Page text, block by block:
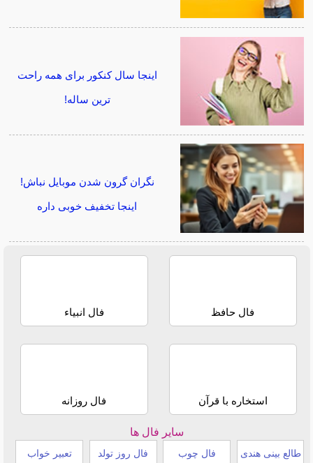
اینجا سال کنکور برای همه راحت
ترین ساله!
نگران گرون شدن موبایل نباش!
اینجا تخفیف خوبی داره
فال حافظ فال انبیاء
استخاره با قرآن فال روزانه
سایر فال ها
طالع بینی هندی فال چوب فال روز تولد تعبیر خواب